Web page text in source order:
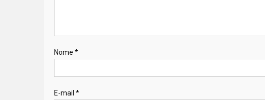
Nome *
E-mail *